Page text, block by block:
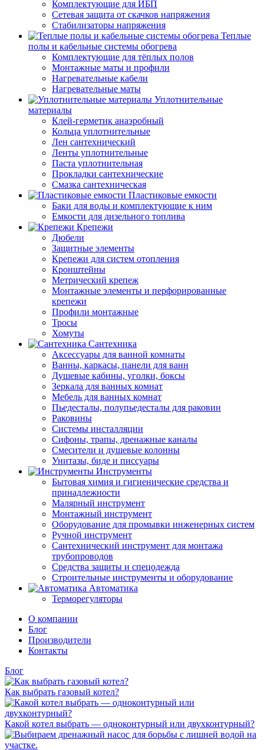
Комплектующие для ИБП
Сетевая защита от скачков напряжения
Стабилизаторы напряжения
Теплые
полы и кабельные системы обогрева
Комплектующие для тёплых полов
Монтажные маты и профили
Нагревательные кабели
Нагревательные маты
Уплотнительные
материалы
Клей-герметик анаэробный
Кольца уплотнительные
Лен сантехнический
Ленты уплотнительные
Паста уплотнительная
Прокладки сантехнические
Смазка сантехническая
Пластиковые емкости
Баки для воды и комплектующие к ним
Емкости для дизельного топлива
Крепежи
Дюбели
Защитные элементы
Крепежи для систем отопления
Кронштейны
Метрический крепеж
Монтажные элементы и перфорированные
крепежи
Профили монтажные
Тросы
Хомуты
Сантехника
Аксессуары для ванной комнаты
Ванны, каркасы, панели для ванн
Душевые кабины, уголки, боксы
Зеркала для ванных комнат
Мебель для ванных комнат
Пьедесталы, полупьедесталы для раковин
Раковины
Системы инсталляции
Сифоны, трапы, дренажные каналы
Смесители и душевые колонны
Унитазы, биде и писсуары
Инструменты
Бытовая химия и гигиенические средства и
принадлежности
Малярный инструмент
Монтажный инструмент
Оборудование для промывки инженерных систем
Ручной инструмент
Сантехнический инструмент для монтажа
трубопроводов
Средства защиты и спецодежда
Строительные инструменты и оборудование
Автоматика
Терморегуляторы
О компании
Блог
Производители
Контакты
Блог
Как выбрать газовый котел?
Какой котел выбрать — одноконтурный или двухконтурный?